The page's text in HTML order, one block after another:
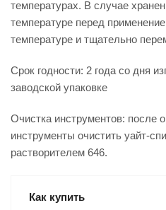
температурах. В случае
температуре перед
температуре и тщательно
Срок годности: 2 года со дня
заводской упаковке
Очистка инструментов: после
инструменты очистить уайт-
растворителем 646.
Как купить